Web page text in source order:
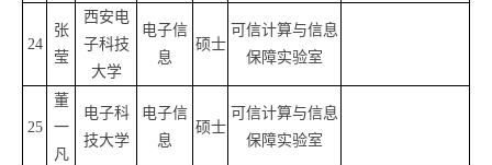
24
张
莹
西安电
子科技
大学
电子信
息
硕士
可信计算与信息
保障实验室
25
董
一
凡
电子科
技大学
电子信
息
硕士
可信计算与信息
保障实验室